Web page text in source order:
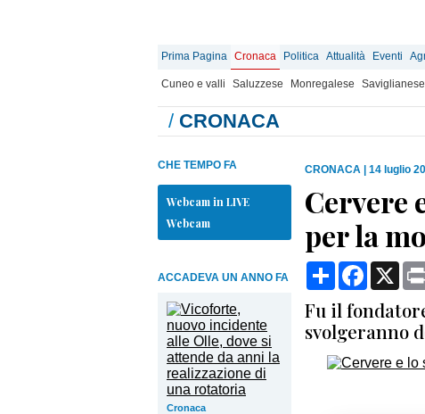
Prima Pagina Cronaca Politica Attualità Eventi
Cuneo e valli Saluzzese Monregalese Saviglianese
/ CRONACA
CHE TEMPO FA
Webcam in LIVE
Webcam
ACCADEVA UN ANNO FA
Cronaca
CRONACA 14 luglio
Cervere
per la
Condividi X
Fu il
svolgeranno